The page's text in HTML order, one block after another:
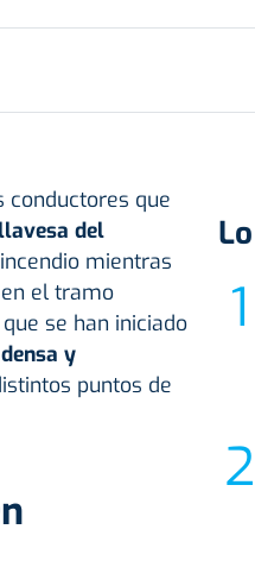
que
del
mientras
el tramo
se han iniciado
densa y
puntos de
Lo